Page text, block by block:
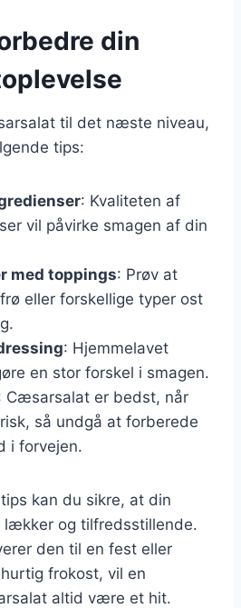
din
til det næste niveau,
tips:
: Kvaliteten af
vil påvirke smagen af din
med toppings: Prøv at
eller forskellige typer ost
: Hjemmelavet
en stor forskel i smagen.
Cæsarsalat er bedst, når
så undgå at forberede
i forvejen.
kan du sikre, at din
og tilfredsstillende.
den til en fest eller
frokost, vil en
altid være et hit.